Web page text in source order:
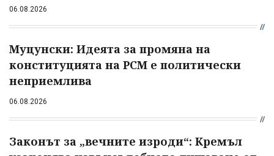
06.08.2026
Муцунски: Идеята за промяна на
конституцията на РСМ е политически
неприемлива
06.08.2026
Законът за „вечните изроди“: Кремъл